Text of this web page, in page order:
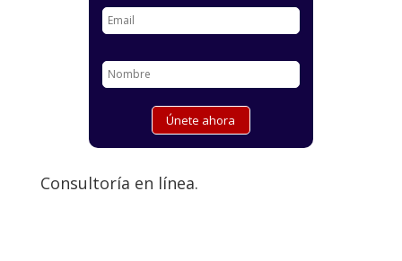
Consultoría en línea.